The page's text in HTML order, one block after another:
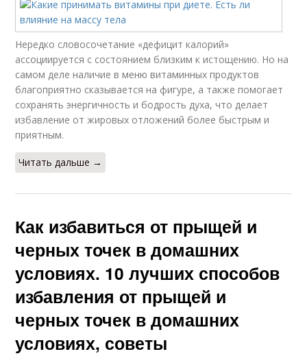
Нередко словосочетание «дефицит калорий»
ассоциируется с состоянием близким к истощению. Но на
самом деле наличие в меню витаминных продуктов
благоприятно сказывается на фигуре, а также помогает
сохранять энергичность и бодрость духа, что делает
избавление от жировых отложений более быстрым и
приятным.
Читать дальше →
Как избавиться от прыщей и
черных точек в домашних
условиях. 10 лучших способов
избавления от прыщей и
черных точек в домашних
условиях, советы